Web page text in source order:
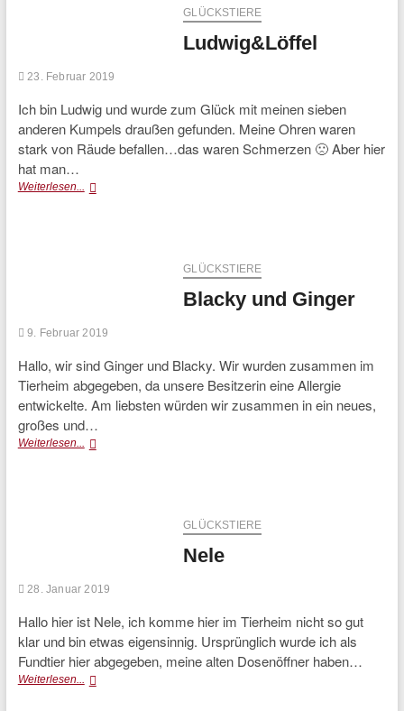
GLÜCKSTIERE
Ludwig&Löffel
23. Februar 2019
Ich bin Ludwig und wurde zum Glück mit meinen sieben
anderen Kumpels draußen gefunden. Meine Ohren waren
stark von Räude befallen…das waren Schmerzen 🙁 Aber hier
hat man…
Weiterlesen... Ludwig&Löffel
GLÜCKSTIERE
Blacky und Ginger
9. Februar 2019
Hallo, wir sind Ginger und Blacky. Wir wurden zusammen im
Tierheim abgegeben, da unsere Besitzerin eine Allergie
entwickelte. Am liebsten würden wir zusammen in ein neues,
großes und…
Weiterlesen... Blacky
GLÜCKSTIERE
Nele
28. Januar 2019
Hallo hier ist Nele, ich komme hier im Tierheim nicht so gut
klar und bin etwas eigensinnig. Ursprünglich wurde ich als
Fundtier hier abgegeben, meine alten Dosenöffner haben…
Weiterlesen... Nele